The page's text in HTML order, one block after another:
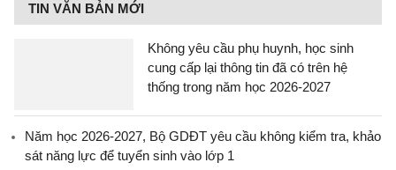
TIN VĂN BẢN MỚI
Không yêu cầu phụ huynh, học sinh
cung cấp lại thông tin đã có trên hệ
thống trong năm học 2026-2027
Năm học 2026-2027, Bộ GDĐT yêu cầu không kiểm tra, khảo
sát năng lực để tuyển sinh vào lớp 1